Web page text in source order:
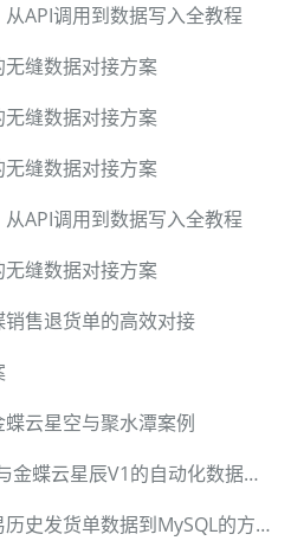
API调用到数据写入全教程
缝数据对接方案
缝数据对接方案
缝数据对接方案
API调用到数据写入全教程
缝数据对接方案
售退货单的高效对接
云星空与聚水潭案例
提升企业效率：锐思WMS与金蝶云星辰V1的自动化数据集成
企业信息化：高效集成管易历史发货单数据到MySQL的方案